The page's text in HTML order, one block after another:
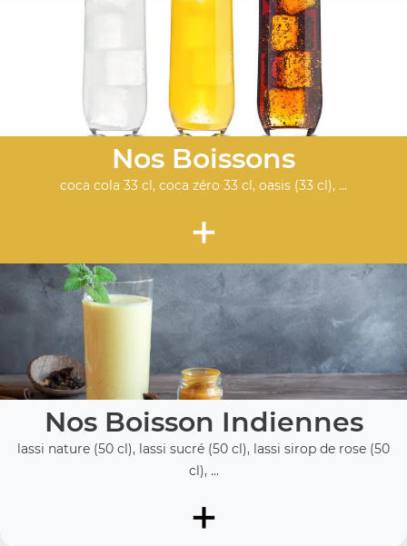
Nos Boissons
coca cola 33 cl, coca zéro 33 cl, oasis (33 cl), ...
+
Nos Boisson Indiennes
lassi nature (50 cl), lassi sucré (50 cl), lassi sirop de rose (50
cl), ...
+